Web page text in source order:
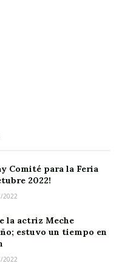
BERNAL
que el evento
se planea con
del personal a
Comité para la Feria
2022!
2022
la actriz Meche
estuvo un tiempo en
2022